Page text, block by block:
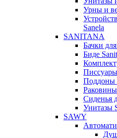
Урны и
Sanela
SANITANA
Бачки
Биде
Поддоны
Сиденья
Унитазы
SAWY